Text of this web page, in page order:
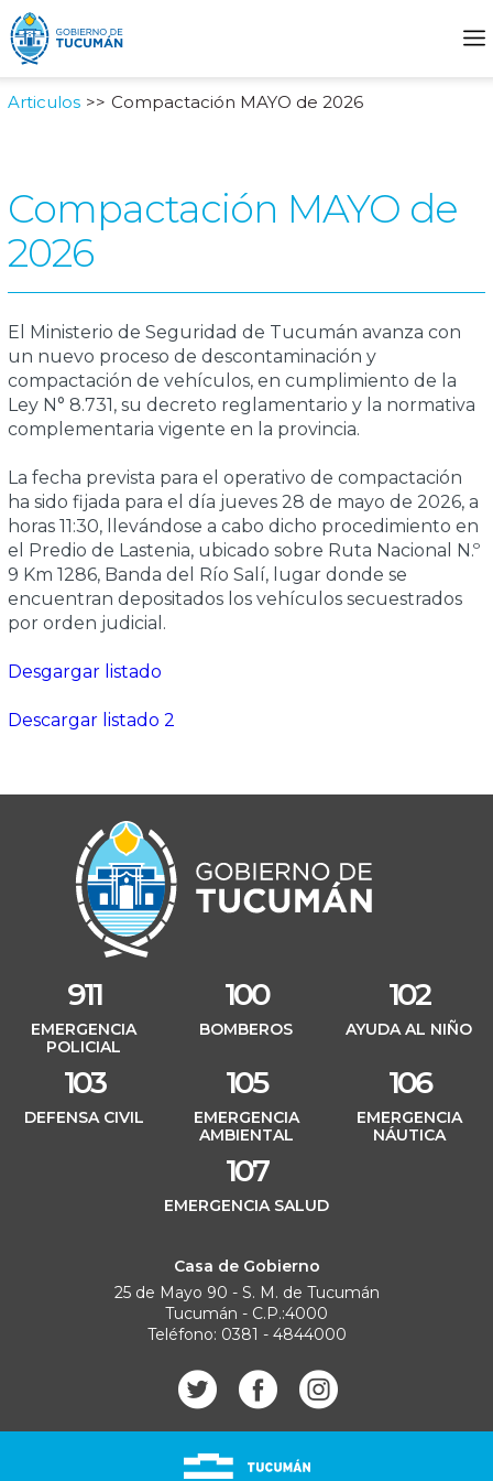
Articulos Compactación MAYO de 2026
Compactación MAYO de
2026
El Ministerio de Seguridad de Tucumán avanza con
un nuevo proceso de descontaminación y
compactación de vehículos, en cumplimiento de la
Ley N° 8.731, su decreto reglamentario y la normativa
complementaria vigente en la provincia.
La fecha prevista para el operativo de compactación
ha sido fijada para el día jueves 28 de mayo de 2026, a
horas 11:30, llevándose a cabo dicho procedimiento en
el Predio de Lastenia, ubicado sobre Ruta Nacional N.º
9 Km 1286, Banda del Río Salí, lugar donde se
encuentran depositados los vehículos secuestrados
por orden judicial.
Desgargar listado
Descargar listado 2
911
EMERGENCIA
POLICIAL
100
BOMBEROS
102
AYUDA AL NIÑO
103
DEFENSA CIVIL
105
EMERGENCIA
AMBIENTAL
106
EMERGENCIA
NÁUTICA
107
EMERGENCIA SALUD
Casa de Gobierno
25 de Mayo 90 - S. M. de Tucumán
Tucumán - C.P.:4000
Teléfono: 0381 - 4844000